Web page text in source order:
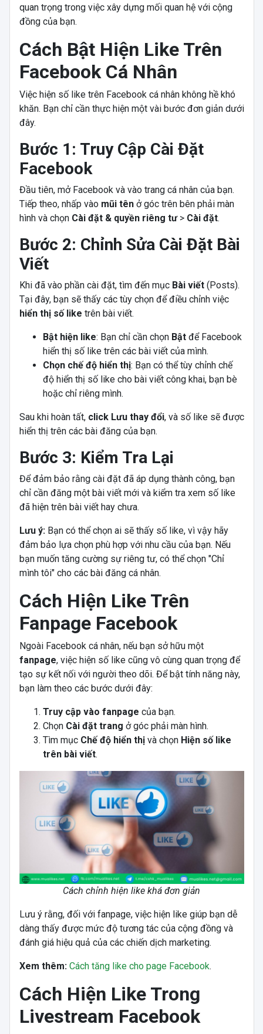
quan trọng trong việc xây dựng mối quan hệ với cộng
đồng của bạn.
Cách Bật Hiện Like Trên
Facebook Cá Nhân
Việc hiện số like trên Facebook cá nhân không hề khó
khăn. Bạn chỉ cần thực hiện một vài bước đơn giản dưới
đây.
Bước 1: Truy Cập Cài Đặt
Facebook
Đầu tiên, mở Facebook và vào trang cá nhân của bạn.
Tiếp theo, nhấp vào mũi tênở góc trên bên phải màn
hình và chọn Cài đặt & quyền riêng tư> Cài đặt.
Bước 2: Chỉnh Sửa Cài Đặt Bài
Viết
Khi đã vào phần cài đặt, tìm đến mục Bài viết(Posts).
Tại đây, bạn sẽ thấy các tùy chọn để điều chỉnh việc
hiển thị số like trên bài viết.
Bật hiện like: Bạn chỉ cần chọn Bậtđể Facebook
hiển thị số like trên các bài viết của mình.
Chọn chế độ hiển thị: Bạn có thể tùy chỉnh chế
độ hiển thị số like cho bài viết công khai, bạn bè
hoặc chỉ riêng mình.
Sau khi hoàn tất, click Lưu thay đổi, và số like sẽ được
hiển thị trên các bài đăng của bạn.
Bước 3: Kiểm Tra Lại
Để đảm bảo rằng cài đặt đã áp dụng thành công, bạn
chỉ cần đăng một bài viết mới và kiểm tra xem số like
đã hiện trên bài viết hay chưa.
Lưu ý:Bạn có thể chọn ai sẽ thấy số like, vì vậy hãy
đảm bảo lựa chọn phù hợp với nhu cầu của bạn. Nếu
bạn muốn tăng cường sự riêng tư, có thể chọn "Chỉ
mình tôi" cho các bài đăng cá nhân.
Cách Hiện Like Trên
Fanpage Facebook
Ngoài Facebook cá nhân, nếu bạn sở hữu một
fanpage, việc hiện số like cũng vô cùng quan trọng để
tạo sự kết nối với người theo dõi. Để bật tính năng này,
bạn làm theo các bước dưới đây:
Truy cập vào fanpage của bạn.
Chọn Cài đặt trang ở góc phải màn hình.
Tìm mục Chế độ hiển thịvà chọn Hiện số like
trên bài viết.
Cách chỉnh hiện like khá đơn giản
Lưu ý rằng, đối với fanpage, việc hiện like giúp bạn dễ
dàng thấy được mức độ tương tác của cộng đồng và
đánh giá hiệu quả của các chiến dịch marketing.
Xem thêm: Cách tăng like cho page Facebook.
Cách Hiện Like Trong
Livestream Facebook